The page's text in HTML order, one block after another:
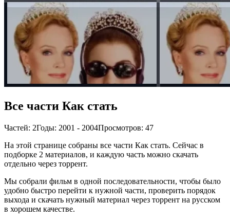
Все части Как стать
Частей: 2Годы: 2001 - 2004Просмотров: 47
На этой странице собраны все части Как стать. Сейчас в
подборке 2 материалов, и каждую часть можно скачать
отдельно через торрент.
Мы собрали фильм в одной последовательности, чтобы было
удобно быстро перейти к нужной части, проверить порядок
выхода и скачать нужный материал через торрент на русском
в хорошем качестве.